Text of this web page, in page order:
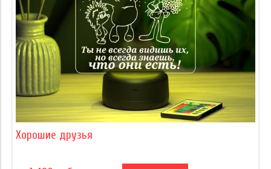
Хорошие друзья